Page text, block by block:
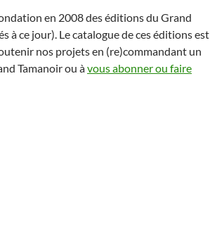
en 2008 des éditions du Grand
à ce jour). Le catalogue de ces éditions est
nos projets en (re)commandant un
Tamanoir ou àvous abonner ou faire